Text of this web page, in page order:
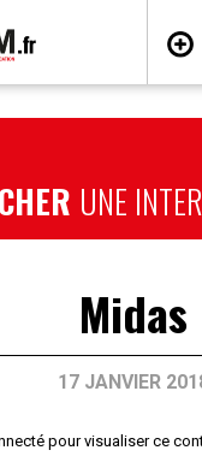
UNE
Midas
17 JANVIER
pour visualiser ce